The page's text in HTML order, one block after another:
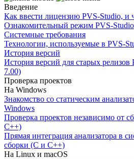
Введение
Как ввести лицензию PVS-Studio, и
Ознакомительный режим PVS-Studio
Системные требования
Технологии, используемые в PVS-
История версий
История версий для старых релизов
7.00)
Проверка проектов
На Windows
Знакомство со статическим
Windows
Проверка проектов независимо от
C++)
Прямая интеграция анализатора в
сборки (C и C++)
На Linux и macOS